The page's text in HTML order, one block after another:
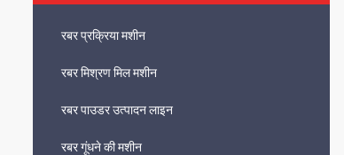
रबर प्रक्रिया मशीन
रबर मिश्रण मिल मशीन
रबर पाउडर उत्पादन लाइन
रबर गूंधने की मशीन